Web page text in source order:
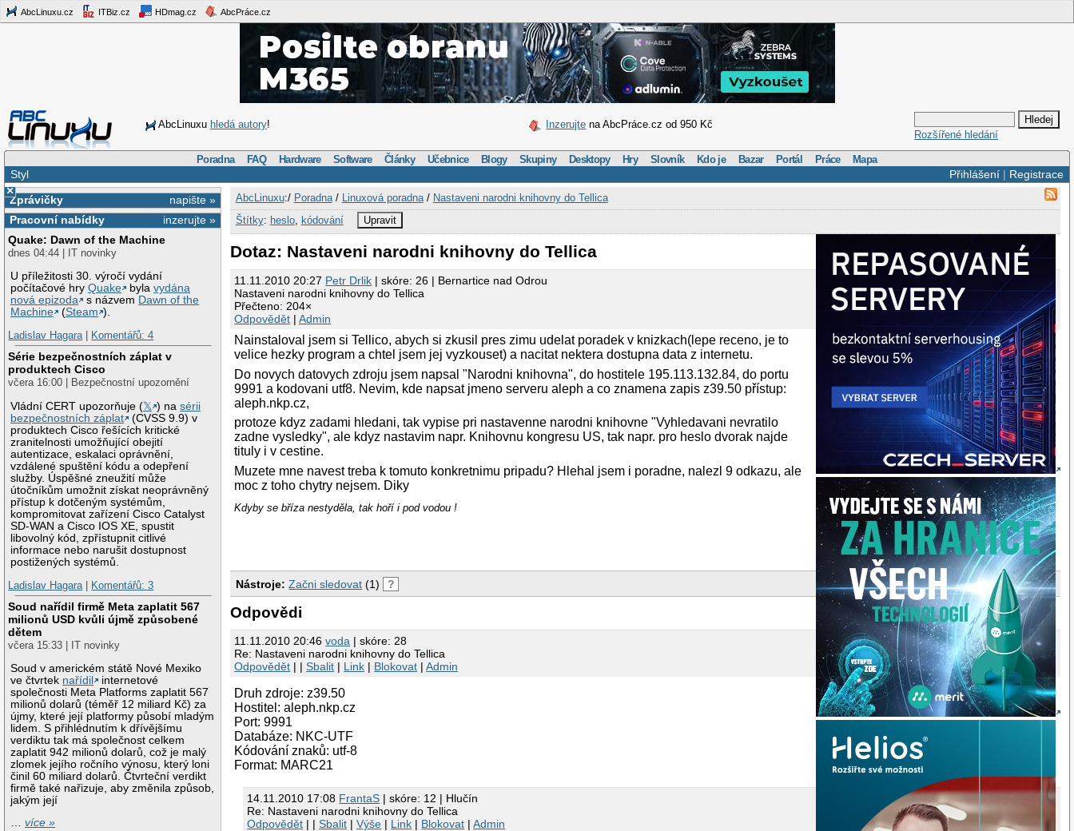
AbcLinuxu.cz ITBiz.cz HDmag.cz AbcPráce.cz
AbcLinuxu hledá autory! Inzerujte na AbcPráce.cz od 950 Kč
Rozšířené hledání
Poradna FAQ Hardware Software Články Učebnice Blogy Skupiny Desktopy Hry Slovník Kdo je Bazar Portál Práce Mapa
Přihlášení| Registrace
Styl
×
napište »
Zprávičky
inzerujte »
Pracovní nabídky
Quake: Dawn of the Machine
dnes 04:44 | IT novinky
U příležitosti 30. výročí vydání
počítačové hryQuake bylavydána
nová epizoda
s názvem Dawn of the
Machine
(Steam ).
Ladislav Hagara| Komentářů: 4
Série bezpečnostních záplat v
produktech Cisco
včera 16:00 | Bezpečnostní upozornění
Vládní CERT upozorňuje (𝕏 ) nasérii
bezpečnostních záplat
(CVSS 9.9) v
produktech Cisco řešících kritické
zranitelnosti umožňující obejití
autentizace, eskalaci oprávnění,
vzdálené spuštění kódu a odepření
služby. Úspěšné zneužití může
útočníkům umožnit získat neoprávněný
přístup k dotčeným systémům,
kompromitovat zařízení Cisco Catalyst
SD-WAN a Cisco IOS XE, spustit
libovolný kód, zpřístupnit citlivé
informace nebo narušit dostupnost
postižených systémů.
Ladislav Hagara| Komentářů: 3
Soud nařídil firmě Meta zaplatit 567
milionů USD kvůli újmě způsobené
dětem
včera 15:33 | IT novinky
Soud v americkém státě Nové Mexiko
ve čtvrtek nařídil
internetové
společnosti Meta Platforms zaplatit 567
milionů dolarů (téměř 12 miliard Kč) za
újmy, které její platformy působí mladým
lidem. S přihlédnutím k dřívějšímu
verdiktu tak má společnost celkem
zaplatit 942 milionů dolarů, což je malý
zlomek jejího ročního výnosu, který loni
činil 60 miliard dolarů. Čtvrteční verdikt
firmě také nařizuje, aby změnila způsob,
jakým její
…více »
AbcLinuxu:/ Poradna/ Linuxová poradna/ Nastaveni narodni knihovny do Tellica
Štítky: heslo, kódování Upravit
Dotaz: Nastaveni narodni knihovny do Tellica
11.11.2010 20:27 Petr Drlik | skóre: 26 | Bernartice nad Odrou
Nastaveni narodni knihovny do Tellica
Přečteno: 204×
Odpovědět |Admin
Nainstaloval jsem si Tellico, abych si zkusil pres zimu udelat poradek v knizkach(lepe receno, je to
velice hezky program a chtel jsem jej vyzkouset) a nacitat nektera dostupna data z internetu.
Do novych datovych zdroju jsem napsal "Narodni knihovna", do hostitele 195.113.132.84, do portu
9991 a kodovani utf8. Nevim, kde napsat jmeno serveru aleph a co znamena zapis z39.50 přístup:
aleph.nkp.cz,
protoze kdyz zadami hledani, tak vypise pri nastavenne narodni knihovne "Vyhledavani nevratilo
zadne vysledky", ale kdyz nastavim napr. Knihovnu kongresu US, tak napr. pro heslo dvorak najde
tituly i v cestine.
Muzete mne navest treba k tomuto konkretnimu pripadu? Hlehal jsem i poradne, nalezl 9 odkazu, ale
moc z toho chytry nejsem. Diky
Kdyby se bříza nestyděla, tak hoří i pod vodou !
Nástroje: Začni sledovat (1) ?
Odpovědi
11.11.2010 20:46voda | skóre: 28
Re: Nastaveni narodni knihovny do Tellica
Odpovědět | |Sbalit | Link | Blokovat |Admin
Druh zdroje: z39.50
Hostitel: aleph.nkp.cz
Port: 9991
Databáze: NKC-UTF
Kódování znaků: utf-8
Format: MARC21
14.11.2010 17:08 FrantaS | skóre: 12 | Hlučín
Re: Nastaveni narodni knihovny do Tellica
Odpovědět | |Sbalit |Výše | Link | Blokovat |Admin